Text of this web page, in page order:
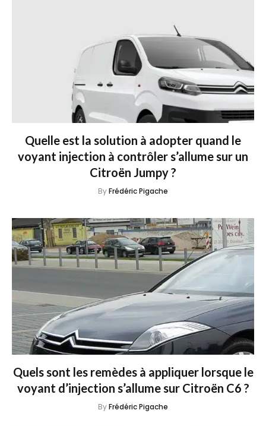
Quelle est la solution à adopter quand le
voyant injection à contrôler s’allume sur un
Citroën Jumpy ?
ByFrédéric Pigache
Quels sont les remèdes à appliquer lorsque le
voyant d’injection s’allume sur Citroën C6 ?
ByFrédéric Pigache